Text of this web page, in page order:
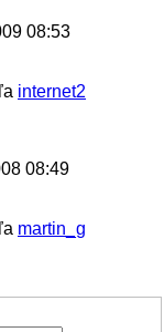
08:53
internet2
08:49
martin_g